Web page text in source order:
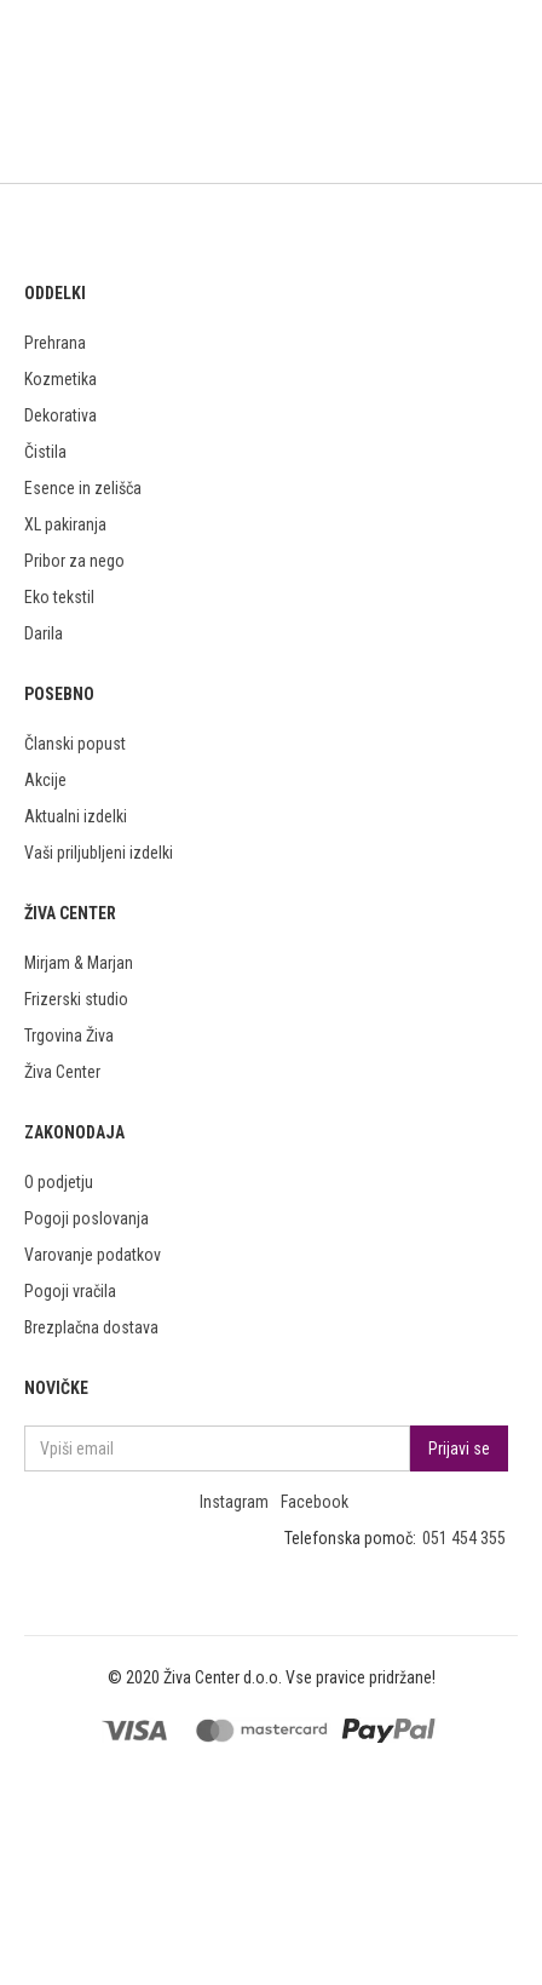
ODDELKI
Prehrana
Kozmetika
Dekorativa
Čistila
Esence in zelišča
XL pakiranja
Pribor za nego
Eko tekstil
Darila
POSEBNO
Članski popust
Akcije
Aktualni izdelki
Vaši priljubljeni izdelki
ŽIVA CENTER
Mirjam & Marjan
Frizerski studio
Trgovina Živa
Živa Center
ZAKONODAJA
O podjetju
Pogoji poslovanja
Varovanje podatkov
Pogoji vračila
Brezplačna dostava
NOVIČKE
Instagram
Facebook
Telefonska pomoč: 051 454 355
© 2020 Živa Center d.o.o. Vse pravice pridržane!